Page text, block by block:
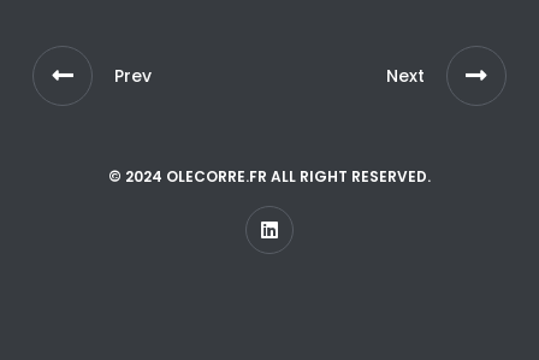
Prev Next
© 2024 OLECORRE.FR ALL RIGHT RESERVED.